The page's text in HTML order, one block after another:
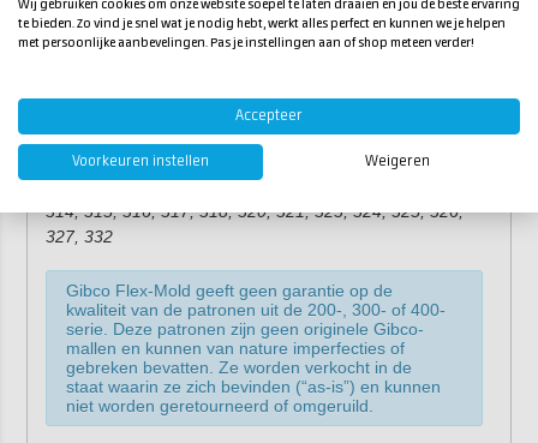
Badkamers (douches, baden, etc.)
Inhoud:102, 103, 106, 110, 115, 118, 202, 301, 302,
303, 304, 305, 306, 307, 308, 309, 310, 311, 312, 313,
314, 315, 316, 317, 318, 320, 321, 323, 324, 325, 326,
327, 332
Gibco Flex-Mold geeft geen garantie op de
kwaliteit van de patronen uit de 200-, 300- of 400-
serie. Deze patronen zijn geen originele Gibco-
mallen en kunnen van nature imperfecties of
gebreken bevatten. Ze worden verkocht in de
staat waarin ze zich bevinden (“as-is”) en kunnen
niet worden geretourneerd of omgeruild.
Wij gebruiken cookies om onze website soepel te laten draaien en jou de beste ervaring
te bieden. Zo vind je snel wat je nodig hebt, werkt alles perfect en kunnen we je helpen
met persoonlijke aanbevelingen. Pas je instellingen aan of shop meteen verder!
Accepteer
Voorkeuren instellen Weigeren